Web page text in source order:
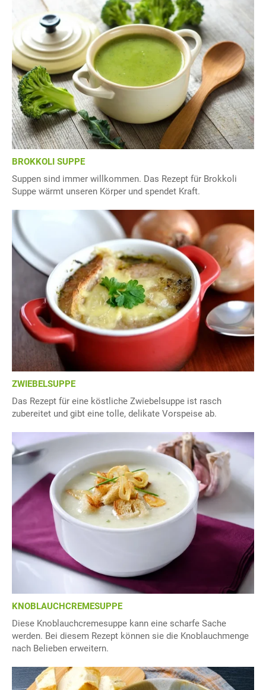
BROKKOLI SUPPE
Suppen sind immer willkommen. Das Rezept für Brokkoli
Suppe wärmt unseren Körper und spendet Kraft.
ZWIEBELSUPPE
Das Rezept für eine köstliche Zwiebelsuppe ist rasch
zubereitet und gibt eine tolle, delikate Vorspeise ab.
KNOBLAUCHCREMESUPPE
Diese Knoblauchcremesuppe kann eine scharfe Sache
werden. Bei diesem Rezept können sie die Knoblauchmenge
nach Belieben erweitern.